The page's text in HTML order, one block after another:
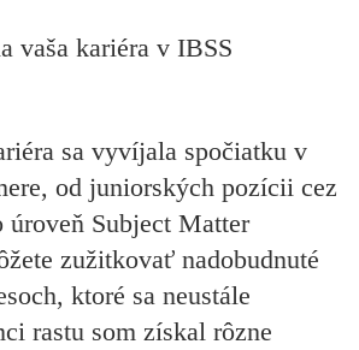
vaša kariéra v IBSS
sa vyvíjala spočiatku v
od juniorských pozícii cez
úroveň Subject Matter
zužitkovať nadobudnuté
ktoré sa neustále
rastu som získal rôzne